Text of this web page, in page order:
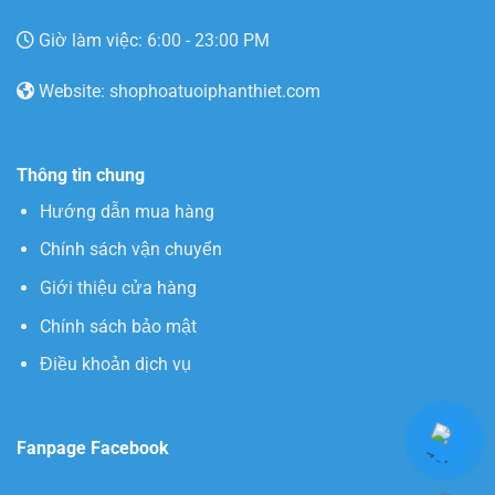
Giờ làm việc: 6:00 - 23:00 PM
Website: shophoatuoiphanthiet.com
Thông tin chung
Hướng dẫn mua hàng
Chính sách vận chuyển
Giới thiệu cửa hàng
Chính sách bảo mật
Điều khoản dịch vụ
Fanpage Facebook